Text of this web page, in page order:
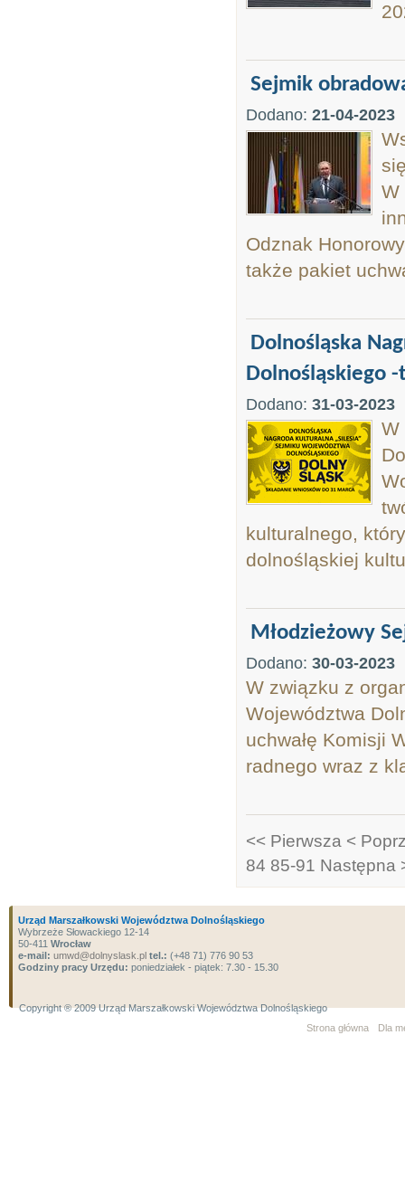
Sejmik
Dodano: 21-04-2023
W
Odznak
także pakiet
Dolnośląska
Dolnośląskiego
Dodano: 31-03-2023
W
kulturalnego,
dolnośląskiej
Młodzieżowy
Dodano: 30-03-2023
W związku z
Województwa
uchwałę Komisji
radnego wraz z
<< Pierwsza <
84 85-91 Następna
Urząd Marszałkowski Województwa Dolnośląskiego
Wybrzeże Słowackiego 12-14
50-411 Wrocław
e-mail: umwd@dolnyslask.pl tel.: (+48 71) 776 90 53
Godziny pracy Urzędu: poniedziałek - piątek: 7.30 - 15.30
Copyright ® 2009 Urząd Marszałkowski Województwa Dolnośląskiego
Strona główna
Dla